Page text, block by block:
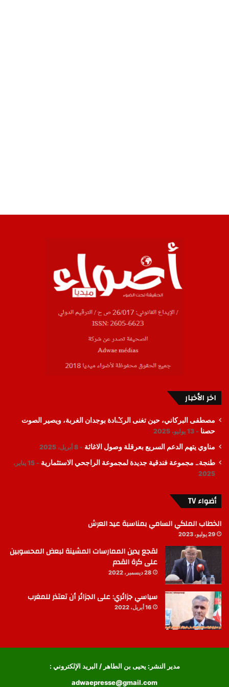
اخر الأخبار
مصطفى البركاني، حين تغنى الرݣادة بوجدان الغربة، ويصير الصوت
حصنا
13 يوليو، 2025
مناوي يتهم الدعم السريع بعرقلة وصول الاغاثة 8 أبريل، 2025
طنجة.. مجموعة فندقية جديدة لمجموعة الراجحي الاستثمارية
15 يناير،
2025
أضواء TV
الخطاب الملكي السامي بمناسبة عيد العرش
29 يوليو، 2023
لقجع يدين الممارسات المشينة لبعض المحسوبين
على كرة القدم
28 ديسمبر، 2022
سياسي جزائري: على الجزائر أن تعتذر للمغرب
16 أبريل، 2022
مدير النشر: يحيى بن الطاهر / البريد الإلكتروني :
adwaepresse@gmail.com